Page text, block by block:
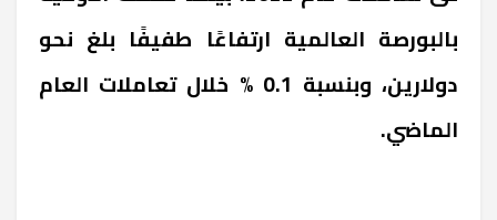
بالبورصة العالمية ارتفاعًا طفيفًا بلغ نحو
دولارين، وبنسبة 0.1 % خلال تعاملات العام
الماضي.